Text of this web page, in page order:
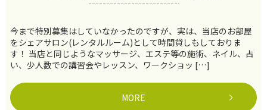
今まで特別募集はしていなかったのですが、実は、当店のお部屋
をシェアサロン(レンタルルーム)として時間貸しもしておりま
す！ 当店と同じようなマッサージ、エステ等の施術、ネイル、占
い、少人数での講習会やレッスン、ワークショッ […]
MORE